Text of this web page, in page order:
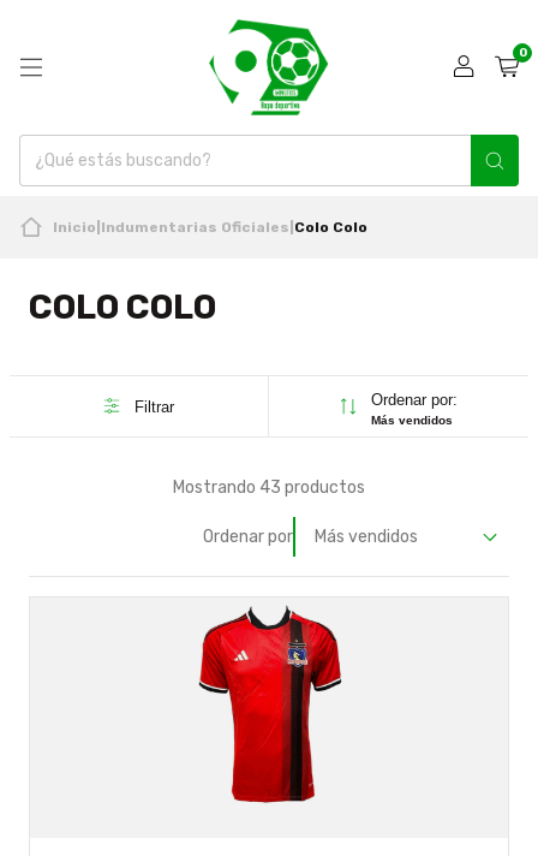
0
Inicio Indumentarias Oficiales Colo Colo
COLO COLO
Filtrar Ordenar por:
Más vendidos
Mostrando 43 productos
Ordenar por